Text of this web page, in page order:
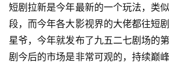
短剧拉新是今年最新的一个玩法，类
段，而今年各大影视界的大佬都往短
星爷，今年就发布了九五二七剧场的
剧今后的市场是非常可观的，持续巅